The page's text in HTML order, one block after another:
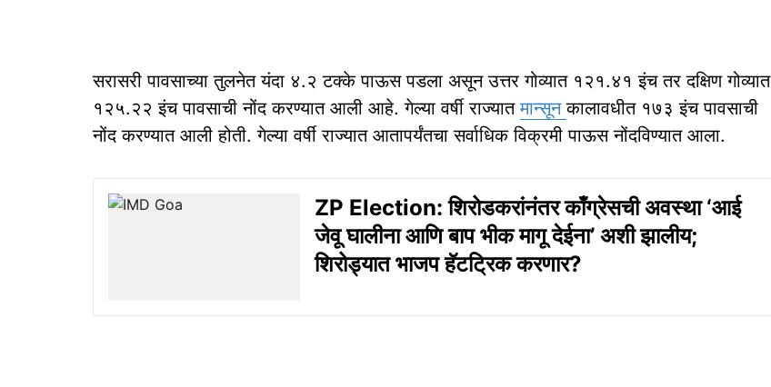
सरासरी पावसाच्या तुलनेत यंदा ४.२ टक्के पाऊस पडला असून उत्तर गोव्यात १२१.४१ इंच तर दक्षिण गोव्यात
१२५.२२ इंच पावसाची नोंद करण्यात आली आहे. गेल्या वर्षी राज्यातमान्सूनकालावधीत १७३ इंच पावसाची
नोंद करण्यात आली होती. गेल्या वर्षी राज्यात आतापर्यंतचा सर्वाधिक विक्रमी पाऊस नोंदविण्यात आला.
ZP Election: शिरोडकरांनंतर काँग्रेसची अवस्था ‘आई
जेवू घालीना आणि बाप भीक मागू देईना’ अशी झालीय;
शिरोड्यात भाजप हॅटट्रिक करणार?